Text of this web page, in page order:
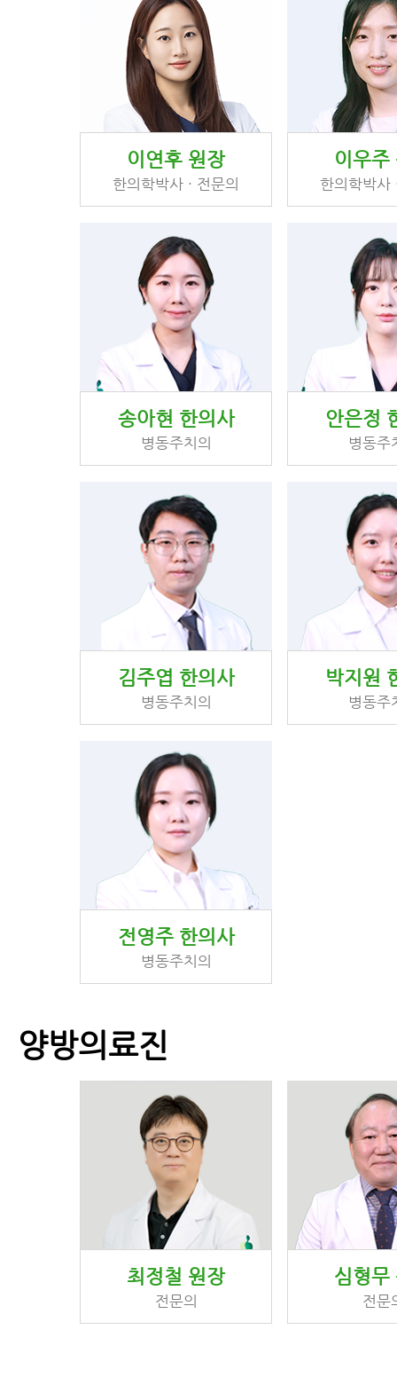
이연후 원장
한의학박사 · 전문의
이우주
한의학박사
송아현 한의사
병동주치의
안은정
병동주
김주엽 한의사
병동주치의
박지원
병동주
전영주 한의사
병동주치의
양방의료진
최정철 원장
전문의
심형무
전문